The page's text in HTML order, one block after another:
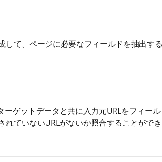
して、ページに必要なフィールドを抽出する
ゲットデータと共に入力元URLをフィール
れていないURLがないか照合することができ